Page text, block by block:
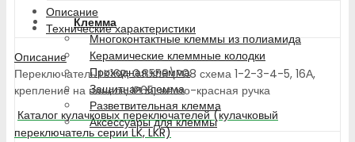
Клемма
Многоконтактные клеммы из полиамида
Керамические клеммные колодки
Проходная клемма
Защитная клемма
Разветвительная клемма
Аксессуары для клеммы
Описание
Технические характеристики
Описание
Переключатель LK16R-3.8559\P08 схема 1-2-3-4-5, 16А,
крепление на панель, IP65, жёлто-красная ручка
Каталог кулачковых переключателей (кулачковый
переключатель серии LK, LKR)